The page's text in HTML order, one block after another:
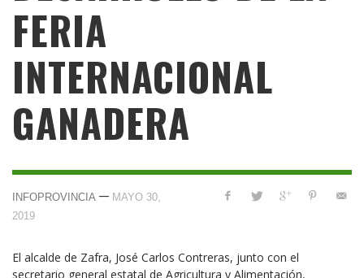
FERIA
INTERNACIONAL
GANADERA
INFOPROVINCIA — MAYO 30,
2019
El alcalde de Zafra, José Carlos Contreras, junto con el
secretario general estatal de Agricultura y Alimentación,